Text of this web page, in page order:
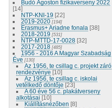
Budó Ágoston fizikaverseny 2022
[14]
NTP-KNI-19 [22]
2019-2020 [194]
Erasmus+ Ariadne fonala [38]
2018-2019 [531]
NTP-MTTD-17-0028 [32]
2017-2018 [485]
1956 - 2016 A Magyar Szabadság
Éve [130]
Az 1956, te csillag c. projekt záró
rendezvénye [10]
Az 1956, te csillag c. iskolai
vetélkedő döntője [23]
A 60 éve 56 c. plakátverseny
alkotásai [10]
Kiállításnézőben [8]